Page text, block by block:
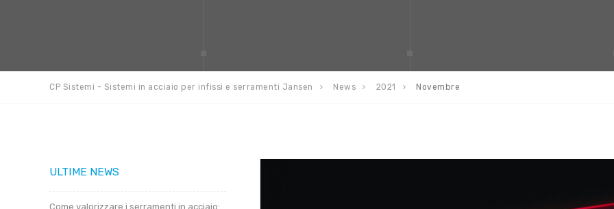
CP Sistemi - Sistemi in acciaio per infissi e serramenti Jansen News 2021 Novembre
ULTIME NEWS
Come valorizzare i serramenti in acciaio: